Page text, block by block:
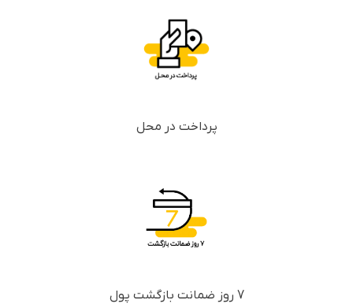
پرداخت در محل
7 روز ضمانت بازگشت پول